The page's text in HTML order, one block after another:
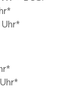
Uhr*